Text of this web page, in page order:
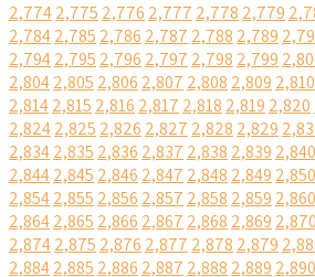
2,7742,775 2,776 2,777 2,778 2,779
2,7842,785 2,786 2,787 2,788 2,789
2,7942,795 2,796 2,797 2,798 2,799
2,8042,805 2,806 2,807 2,808 2,809 2,810
2,8142,815 2,816 2,817 2,818 2,819 2,820
2,8242,825 2,826 2,827 2,828 2,829
2,8342,835 2,836 2,837 2,838 2,839 2,840
2,8442,845 2,846 2,847 2,848 2,849 2,850
2,8542,855 2,856 2,857 2,858 2,859 2,860
2,8642,865 2,866 2,867 2,868 2,869 2,870
2,8742,875 2,876 2,877 2,878 2,879
2,8842,885 2,886 2,887 2,888 2,889 2,890